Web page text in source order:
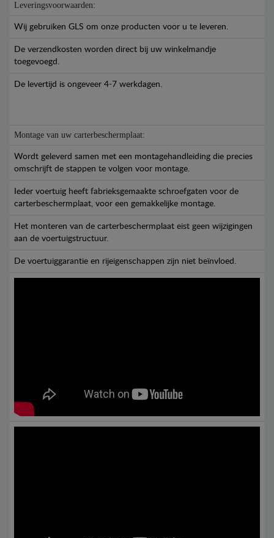
Leveringsvoorwaarden:
Wij gebruiken GLS om onze producten voor u te leveren.
De verzendkosten worden direct bij uw winkelmandje
toegevoegd.
De levertijd is ongeveer 4-7 werkdagen.
Montage van uw carterbeschermplaat:
Wordt geleverd samen met een montagehandleiding die precies
omschrijft de stappen te volgen voor montage.
Ieder voertuig heeft fabrieksgemaakte schroefgaten voor de
carterbeschermplaat, voor een gemakkelijke montage.
Het monteren van de carterbeschermplaat eist geen wijzigingen
aan de voertuigstructuur.
De voertuiggarantie en rijeigenschappen zijn niet beïnvloed.